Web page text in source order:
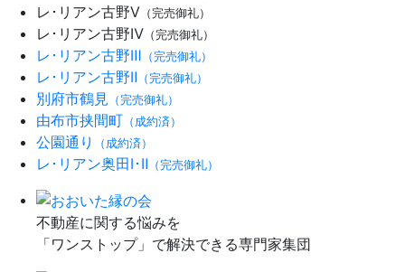
レ･リアン古野Ⅴ （完売御礼）
レ･リアン古野Ⅳ （完売御礼）
レ･リアン古野Ⅲ （完売御礼）
レ･リアン古野Ⅱ （完売御礼）
別府市鶴見 （完売御礼）
由布市挟間町 （成約済）
公園通り （成約済）
レ･リアン奥田Ⅰ･Ⅱ （完売御礼）
不動産に関する悩みを
「ワンストップ」で解決できる専門家集団